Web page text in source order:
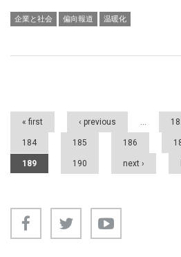
企業と社会 偏向報道 温暖化
Pages
« first ‹ previous …
184 185 186
189 190 next ›